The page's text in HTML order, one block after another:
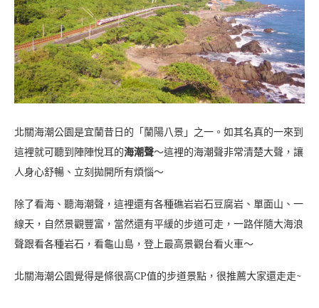
北關海潮公園是宜蘭昔日的「蘭陽八景」之一。如其名真的一來到
這裡就可聽到陣陣悅耳的海潮聲～這裡的海潮聲非常清楚大聲，讓
人身心舒暢、立刻拋開所有煩惱～
除了看海、聽海潮聲，這裡還有各種礁岩岩石豆腐岩、單面山、一
線天，自然景觀豐富，當然還有平緩的步道可走，一路伴隨大海浪
聲跟看各種岩石，看龜山島，登上最高景觀台看火車～
北關海潮公園覺得是條很高CP值的步道景點，很推薦大家還走走~